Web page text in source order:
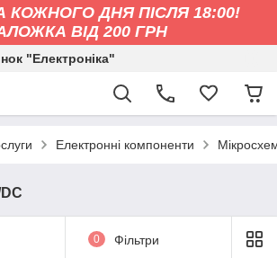
КОЖНОГО ДНЯ ПІСЛЯ 18:00!
ВІД 200 ГРН
"Електроніка"
Електронні компоненти
0 Фільтри